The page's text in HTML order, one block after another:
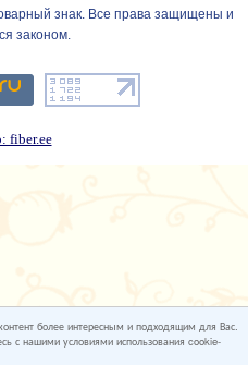
более интересным и подходящим для Вас.
с нашими условиями использования cookie-
знак. Все права защищены и
законом.
fiber.ee